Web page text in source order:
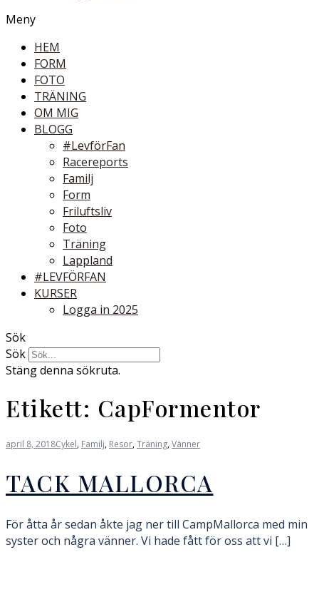
Meny
HEM
FORM
FOTO
TRÄNING
OM MIG
BLOGG
#LevförFan
Racereports
Familj
Form
Friluftsliv
Foto
Träning
Lappland
#LEVFÖRFAN
KURSER
Logga in 2025
Sök
Sök
Stäng denna sökruta.
Etikett: CapFormentor
april 8, 2018Cykel, Familj, Resor,Träning,Vänner
TACK MALLORCA
För åtta år sedan åkte jag ner till CampMallorca med min
syster och några vänner. Vi hade fått för oss att vi […]